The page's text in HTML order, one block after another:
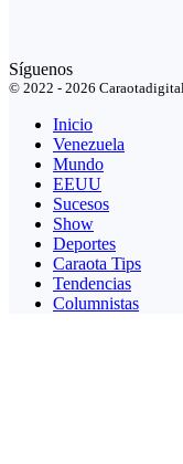
Síguenos
© 2022 - 2026
Inicio
Venezuela
Mundo
EEUU
Sucesos
Show
Deportes
Caraota Tips
Tendencias
Columnistas